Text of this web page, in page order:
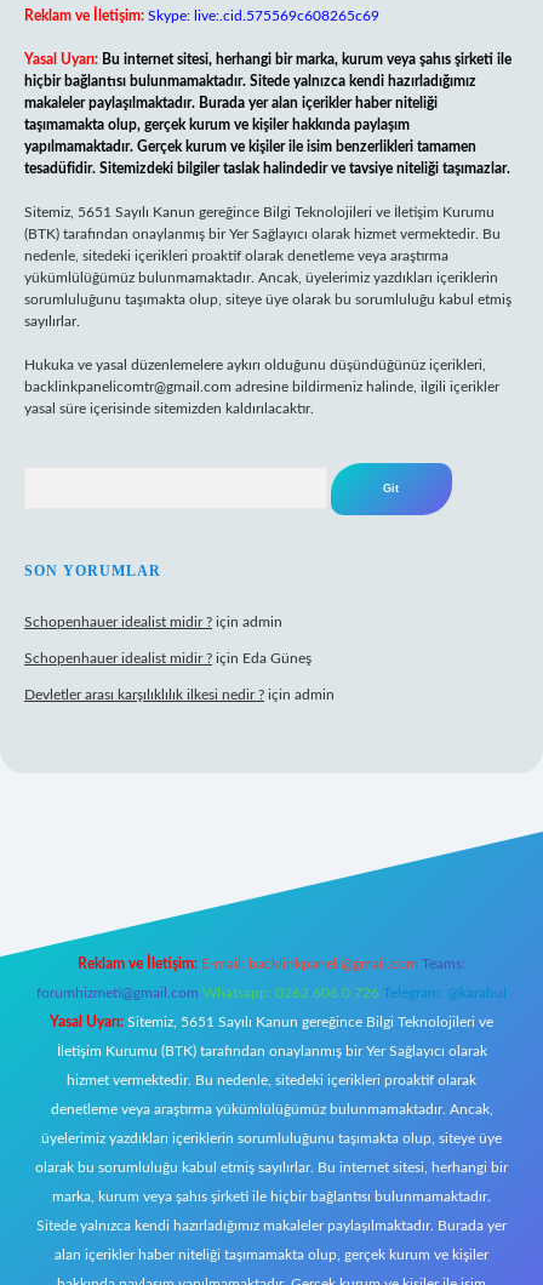
Reklam ve İletişim: Skype: live:.cid.575569c608265c69
Yasal Uyarı: Bu internet sitesi, herhangi bir marka, kurum veya şahıs şirketi ile
hiçbir bağlantısı bulunmamaktadır. Sitede yalnızca kendi hazırladığımız
makaleler paylaşılmaktadır. Burada yer alan içerikler haber niteliği
taşımamakta olup, gerçek kurum ve kişiler hakkında paylaşım
yapılmamaktadır. Gerçek kurum ve kişiler ile isim benzerlikleri tamamen
tesadüfidir. Sitemizdeki bilgiler taslak halindedir ve tavsiye niteliği taşımazlar.
Sitemiz, 5651 Sayılı Kanun gereğince Bilgi Teknolojileri ve İletişim Kurumu
(BTK) tarafından onaylanmış bir Yer Sağlayıcı olarak hizmet vermektedir. Bu
nedenle, sitedeki içerikleri proaktif olarak denetleme veya araştırma
yükümlülüğümüz bulunmamaktadır. Ancak, üyelerimiz yazdıkları içeriklerin
sorumluluğunu taşımakta olup, siteye üye olarak bu sorumluluğu kabul etmiş
sayılırlar.
Hukuka ve yasal düzenlemelere aykırı olduğunu düşündüğünüz içerikleri,
backlinkpanelicomtr@gmail.com adresine bildirmeniz halinde, ilgili içerikler
yasal süre içerisinde sitemizden kaldırılacaktır.
SON YORUMLAR
Schopenhauer idealist midir ? için admin
Schopenhauer idealist midir ? için Eda Güneş
Devletler arası karşılıklılık ilkesi nedir ? için admin
Reklam ve İletişim: E-mail: backlinkpaneli@gmail.com Teams:
forumhizmeti@gmail.com Whatsapp: 0262 606 0 726 Telegram: @karabul
Yasal Uyarı: Sitemiz, 5651 Sayılı Kanun gereğince Bilgi Teknolojileri ve
İletişim Kurumu (BTK) tarafından onaylanmış bir Yer Sağlayıcı olarak
hizmet vermektedir. Bu nedenle, sitedeki içerikleri proaktif olarak
denetleme veya araştırma yükümlülüğümüz bulunmamaktadır. Ancak,
üyelerimiz yazdıkları içeriklerin sorumluluğunu taşımakta olup, siteye üye
olarak bu sorumluluğu kabul etmiş sayılırlar. Bu internet sitesi, herhangi bir
marka, kurum veya şahıs şirketi ile hiçbir bağlantısı bulunmamaktadır.
Sitede yalnızca kendi hazırladığımız makaleler paylaşılmaktadır. Burada yer
alan içerikler haber niteliği taşımamakta olup, gerçek kurum ve kişiler